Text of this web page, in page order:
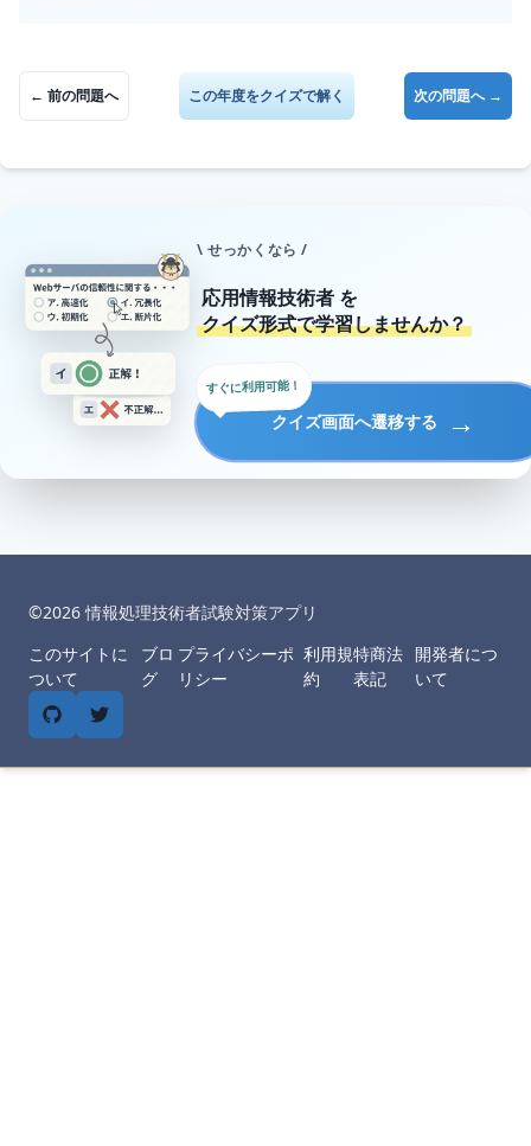
← 前の問題へ この年度をクイズで解く 次の問題へ →
\ せっかくなら /
応用情報技術者 を
クイズ形式で学習しませんか？
クイズ画面へ遷移する →
すぐに利用可能！
©︎2026情報処理技術者試験対策アプリ
このサイトに
ついて
ブロ
グ
プライバシーポ
リシー
利用規
約
特商法
表記
開発者につ
いて